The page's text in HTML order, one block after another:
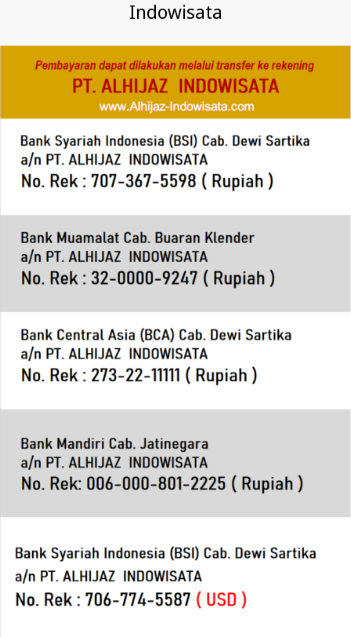
Indowisata